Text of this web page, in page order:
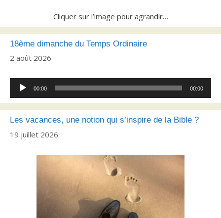
Cliquer sur l’image pour agrandir…
18ème dimanche du Temps Ordinaire
2 août 2026
Lecteur
audio
00:00 00:00
Les vacances, une notion qui s’inspire de la Bible ?
19 juillet 2026